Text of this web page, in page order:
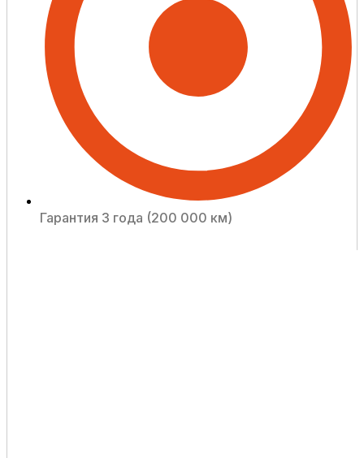
Гарантия 3 года (200 000 км)